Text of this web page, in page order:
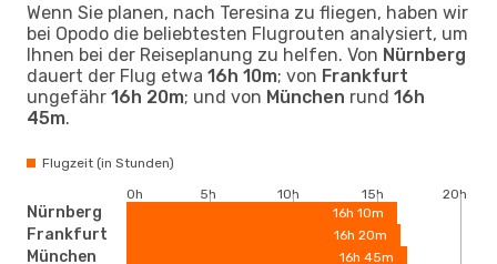
Wenn Sie planen, nach Teresina zu fliegen, haben wir
bei Opodo die beliebtesten Flugrouten analysiert, um
Ihnen bei der Reiseplanung zu helfen. Von Nürnberg
dauert der Flug etwa 16h 10m; von Frankfurt
ungefähr 16h 20m; und von München rund 16h
45m.
Flugzeit (in Stunden)
Nürnberg
Frankfurt
München
0h 5h 10h 15h
20h
16h 10m
16h 20m
16h 45m